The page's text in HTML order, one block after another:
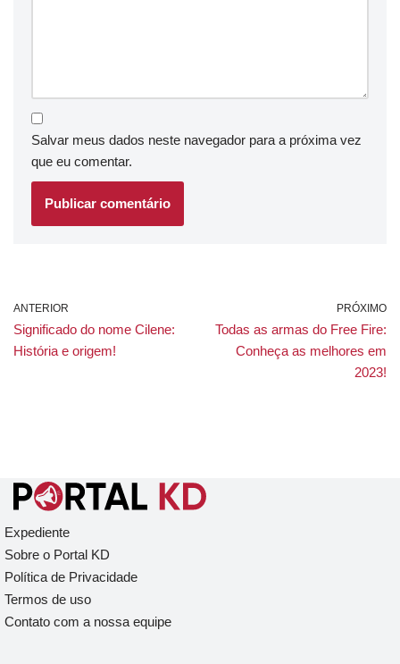
Salvar meus dados neste navegador para a próxima vez
que eu comentar.
ANTERIOR
Significado do nome Cilene:
História e origem!
PRÓXIMO
Todas as armas do Free Fire:
Conheça as melhores em
2023!
Expediente
Sobre o Portal KD
Política de Privacidade
Termos de uso
Contato com a nossa equipe